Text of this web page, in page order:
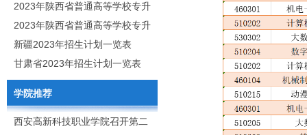
类考试招生简章
2023年陕西省普通高等学校专升
本招生专业目录
2023年陕西省普通高等学校专升
本招生专业课考核科目
新疆2023年招生计划一览表
甘肃省2023年招生计划一览表
学院推荐
西安高新科技职业学院召开第二